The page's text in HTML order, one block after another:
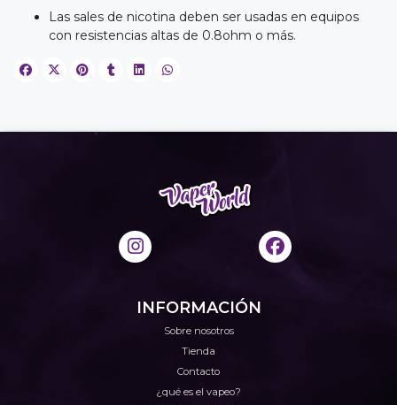
Las sales de nicotina deben ser usadas en equipos
con resistencias altas de 0.8ohm o más.
INFORMACIÓN
Sobre nosotros
Tienda
Contacto
¿qué es el vapeo?